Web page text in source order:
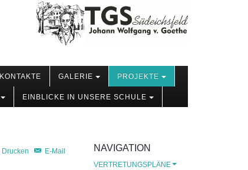
KONTAKTE GALERIE PROJEKTE
EINBLICKE IN UNSERE SCHULE
Drucken E-Mail NAVIGATION
VERTRETUNGSPLÄNE